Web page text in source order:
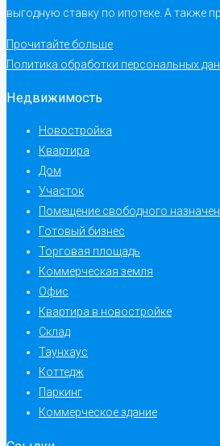
выгодную ставку по ипотеке. А также
Прочитайте больше
Политика обработки персональных
Недвижимость
Новостройка
Квартира
Дом
Участок
Помещение свободного
Готовый бизнес
Торговая площадь
Коммерческая земля
Офис
Квартира в новостройке
Склад
Таунхаус
Коттедж
Паркинг
Коммерческое здание